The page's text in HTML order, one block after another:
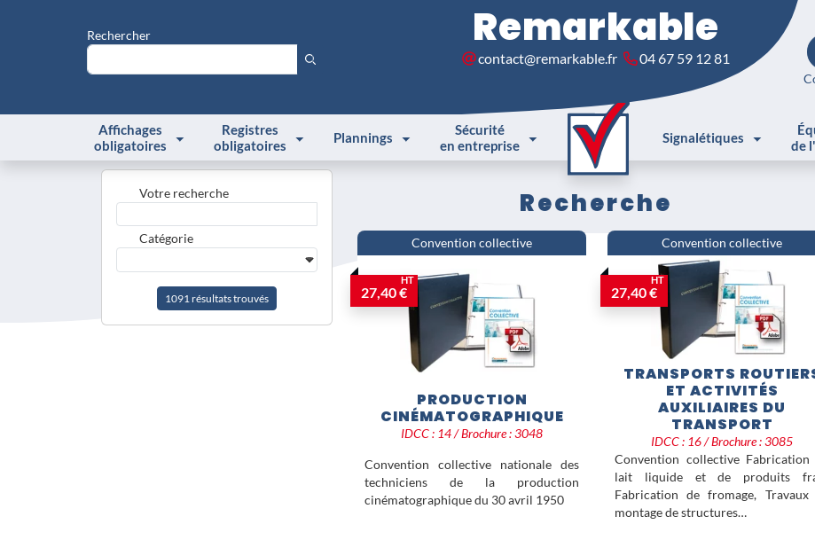
Rechercher Remarkable
contact@remarkable.fr 04 67 59 12 81
Affichages
obligatoires
Registres
obligatoires
Plannings
Sécurité
en entreprise
Signalétiques
de
Accueil Recherche
Recherche
Votre recherche
Catégorie
1091 résultatstrouvés
Convention collective
27,40 €
HT
PRODUCTION
CINÉMATOGRAPHIQUE
IDCC : 14 / Brochure : 3048
Convention collective nationale des
techniciens de la production
cinématographique du 30 avril 1950
Convention collective
27,40 €
HT
TRANSPORTS
ET ACTIVITÉS
AUXILIAIRES DU
TRANSPORT
IDCC : 16 / Brochure : 3085
Convention collective Fabrication
lait liquide et de produits
Fabrication de fromage, Travaux
montage de structures…